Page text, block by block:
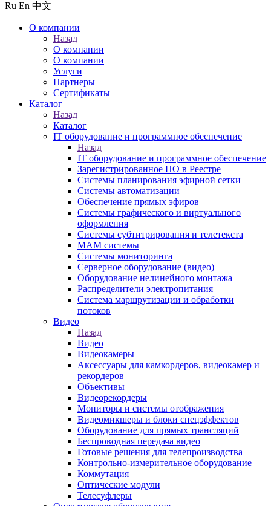
Ru En 中文
О компании
Назад
О компании
О компании
Услуги
Партнеры
Сертификаты
Каталог
Назад
Каталог
IT оборудование и программное обеспечение
Назад
IT оборудование и программное обеспечение
Зарегистрированное ПО в Реестре
Системы планирования эфирной сетки
Системы автоматизации
Обеспечение прямых эфиров
Системы графического и виртуального
оформления
Системы субтитрирования и телетекста
MAM системы
Системы мониторинга
Серверное оборудование (видео)
Оборудование нелинейного монтажа
Распределители электропитания
Система маршрутизации и обработки
потоков
Видео
Назад
Видео
Видеокамеры
Аксессуары для камкордеров, видеокамер и
рекордеров
Объективы
Видеорекордеры
Мониторы и системы отображения
Видеомикшеры и блоки спецэффектов
Оборудование для прямых трансляций
Беспроводная передача видео
Готовые решения для телепроизводства
Контрольно-измерительное оборудование
Коммутация
Оптические модули
Телесуфлеры